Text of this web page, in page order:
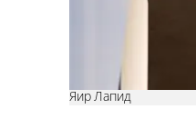
Яир Лапид